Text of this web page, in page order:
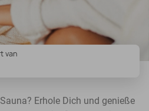
van
Erhole Dich und genieße